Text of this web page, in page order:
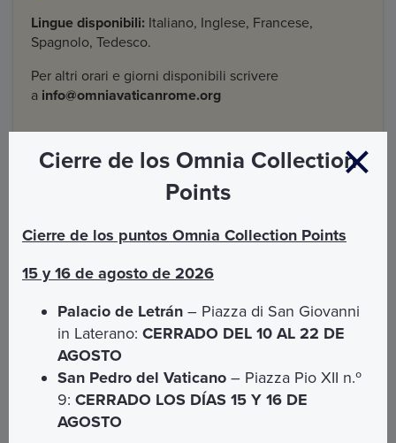
Lingue disponibili: Italiano, Inglese, Francese,
Spagnolo, Tedesco.
Per altri orari e giorni disponibili scrivere
a info@omniavaticanrome.org
Come arrivare con i mezzi pubblici
Indirizzo: Via Appia Antica, 110
Dalla Stazione Termini:
Metro A(direzione Anagnina) fino aPiazza San
Giovanni in Laterano
Cierre de los Omnia Collection
Points
Cierre de los puntos Omnia Collection Points
15 y 16 de agosto de 2026
Palacio de Letrán – Piazza di San Giovanni
in Laterano:CERRADO DEL 10 AL 22 DE
AGOSTO
San Pedro del Vaticano – Piazza Pio XII n.º
9:CERRADO LOS DÍAS 15 Y 16 DE
AGOSTO